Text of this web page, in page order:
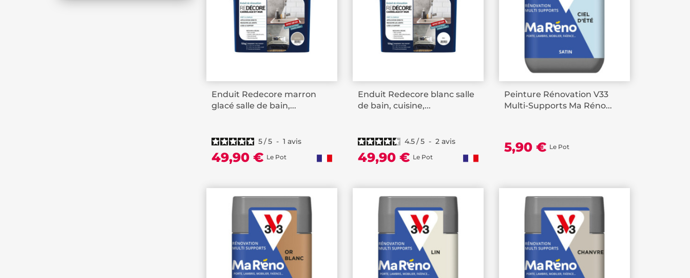
Enduit Redecore marron
glacé salle de bain,...
5/5 - 1 avis
49,90 € Le Pot
Enduit Redecore blanc salle
de bain, cuisine,...
4.5/5 - 2 avis
49,90 € Le Pot
Peinture Rénovation V33
Multi-Supports Ma Réno...
5,90 € Le Pot